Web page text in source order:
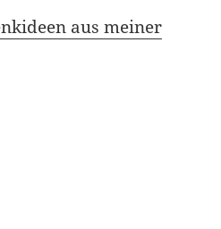
aus meiner